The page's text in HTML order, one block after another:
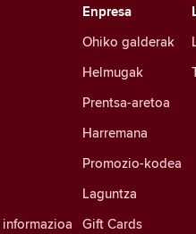
Enpresa
Ohiko galderak
Helmugak
Prentsa-aretoa
Harremana
Promozio-kodea
Laguntza
Gift Cards